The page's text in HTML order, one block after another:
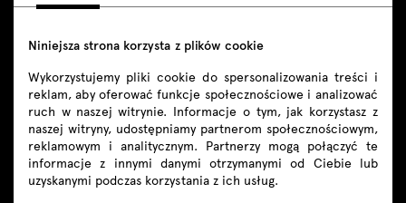
Kontakt
+48 605 293 226
Niniejsza strona korzysta z plików cookie
Wykorzystujemy pliki cookie do spersonalizowania treści i
reklam, aby oferować funkcje społecznościowe i analizować
ruch w naszej witrynie. Informacje o tym, jak korzystasz z
naszej witryny, udostępniamy partnerom społecznościowym,
reklamowym i analitycznym. Partnerzy mogą połączyć te
informacje z innymi danymi otrzymanymi od Ciebie lub
uzyskanymi podczas korzystania z ich usług.